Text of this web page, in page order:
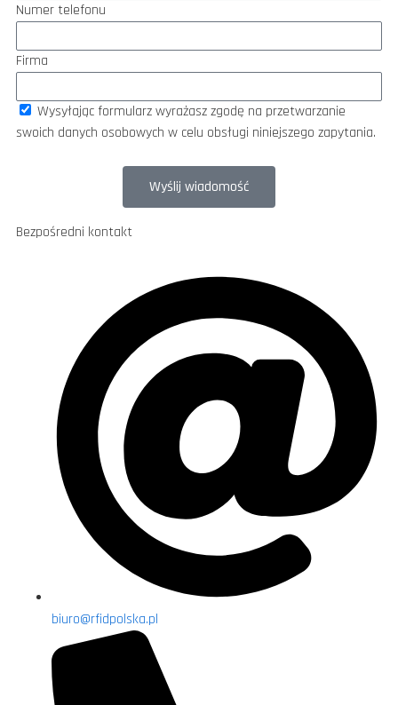
Numer telefonu
Firma
Wysyłając formularz wyrażasz zgodę na przetwarzanie
swoich danych osobowych w celu obsługi niniejszego zapytania.
Wyślij wiadomość
Bezpośredni kontakt
biuro@rfidpolska.pl